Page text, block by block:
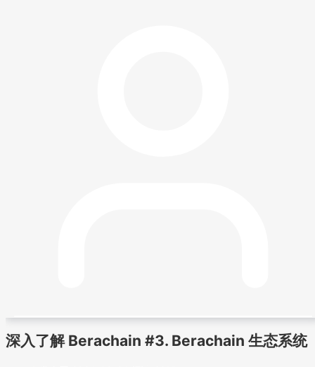
深入了解 Berachain #3. Berachain 生态系统